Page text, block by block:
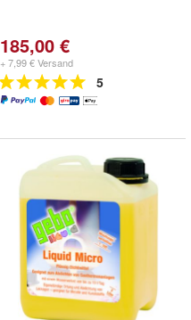
185,00 €
+ 7,99 € Versand
5